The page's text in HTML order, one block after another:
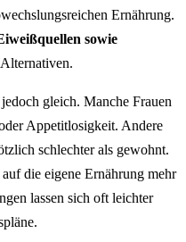
Ernährung.
sowie
gleich. Manche Frauen
Appetitlosigkeit. Andere
schlechter als gewohnt.
die eigene Ernährung mehr
lassen sich oft leichter